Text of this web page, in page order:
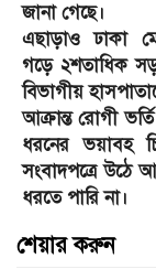
জানা গেছে।
এছাড়াও ঢাকা
গড়ে ২শতাধিক
বিভাগীয়
আক্রান্ত রোগী
ধরনের ভয়াবহ
সংবাদপত্রে উঠে
ধরতে পারি না।
শেয়ার করুন